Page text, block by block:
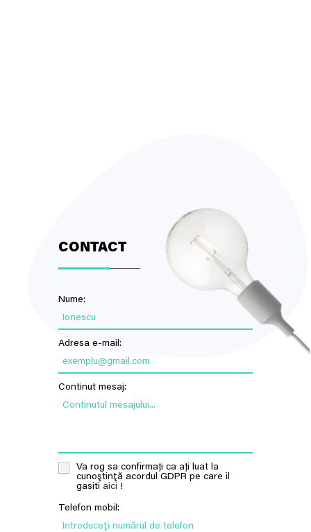
CONTACT
Nume:
Ionescu
Adresa e-mail:
exemplu@gmail.com
Continut mesaj:
Continutul mesajului...
Va rog sa confirmați ca ați luat la
cunoştinţă acordul GDPR pe care il
gasiti aici !
Telefon mobil:
Introduceţi numărul de telefon